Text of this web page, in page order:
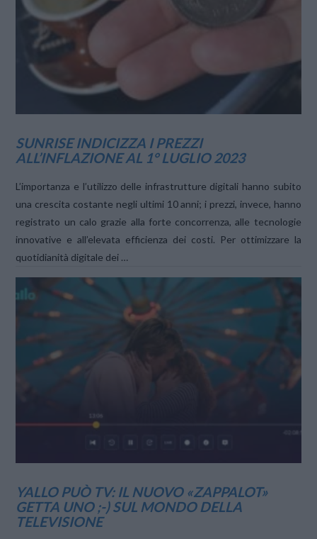
SUNRISE INDICIZZA I PREZZI
ALL’INFLAZIONE AL 1° LUGLIO 2023
L’importanza e l’utilizzo delle infrastrutture digitali hanno subito
una crescita costante negli ultimi 10 anni; i prezzi, invece, hanno
registrato un calo grazie alla forte concorrenza, alle tecnologie
innovative e all’elevata efficienza dei costi. Per ottimizzare la
quotidianità digitale dei …
YALLO PUÒ TV: IL NUOVO «ZAPPALOT»
GETTA UNO ;-) SUL MONDO DELLA
TELEVISIONE